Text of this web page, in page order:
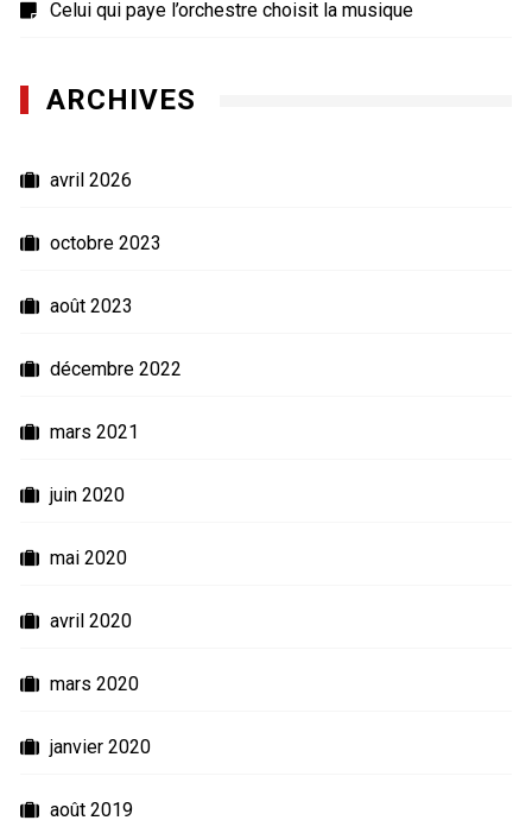
Celui qui paye l’orchestre choisit la musique
ARCHIVES
avril 2026
octobre 2023
août 2023
décembre 2022
mars 2021
juin 2020
mai 2020
avril 2020
mars 2020
janvier 2020
août 2019